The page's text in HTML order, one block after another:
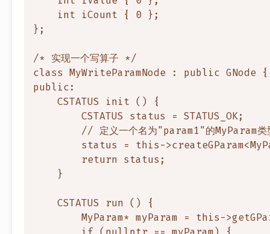
    int iCount { 0 };
};
/* 实现一个写算子 */
class MyWriteParamNode : public GNode {
public:
    CSTATUS init () {
        CSTATUS status = STATUS_OK;
// 定义一个名为"param1"的MyParam类
status = this-
        return status;
    }
    CSTATUS run () {
MyParam* myParam = this-